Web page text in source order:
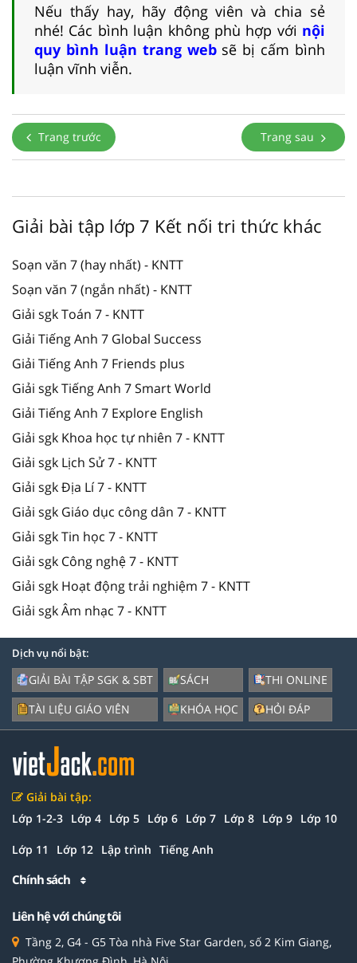
Nếu thấy hay, hãy động viên và chia sẻ
nhé! Các bình luận không phù hợp với nội
quy bình luận trang websẽ bị cấm bình
luận vĩnh viễn.
Trang trước Trang sau
Giải bài tập lớp 7 Kết nối tri thức khác
Soạn văn 7 (hay nhất) - KNTT
Soạn văn 7 (ngắn nhất) - KNTT
Giải sgk Toán 7 - KNTT
Giải Tiếng Anh 7 Global Success
Giải Tiếng Anh 7 Friends plus
Giải sgk Tiếng Anh 7 Smart World
Giải Tiếng Anh 7 Explore English
Giải sgk Khoa học tự nhiên 7 - KNTT
Giải sgk Lịch Sử 7 - KNTT
Giải sgk Địa Lí 7 - KNTT
Giải sgk Giáo dục công dân 7 - KNTT
Giải sgk Tin học 7 - KNTT
Giải sgk Công nghệ 7 - KNTT
Giải sgk Hoạt động trải nghiệm 7 - KNTT
Giải sgk Âm nhạc 7 - KNTT
Dịch vụ nổi bật:
GIẢI BÀI TẬP SGK & SBT
TÀI LIỆU GIÁO VIÊN
SÁCH
KHÓA HỌC
THI ONLINE
HỎI ĐÁP
Giải bài tập:
Lớp 1-2-3 Lớp 4 Lớp 5 Lớp 6 Lớp 7 Lớp 8 Lớp 9 Lớp 10
Lớp 11 Lớp 12 Lập trình Tiếng Anh
Chính sách
Liên hệ với chúng tôi
Tầng 2, G4 - G5 Tòa nhà Five Star Garden, số 2 Kim Giang,